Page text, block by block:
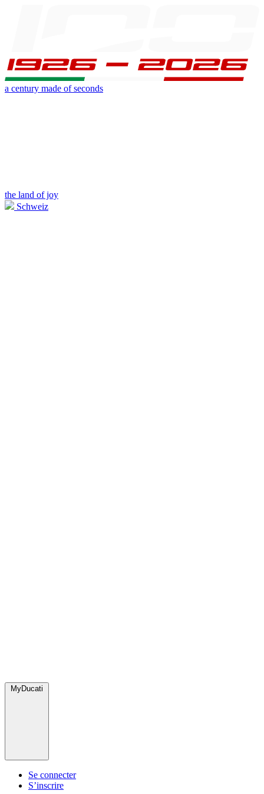
a century made of seconds
the land of joy
Schweiz
MyDucati
Se connecter
S’inscrire